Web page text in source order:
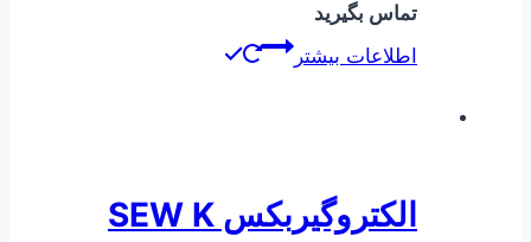
تماس بگیرید
اطلاعات بیشتر
الکتروگیربکس SEW K